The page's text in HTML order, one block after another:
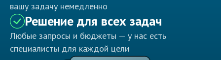
вашу задачу немедленно
Решение для всех задач
Любые запросы и бюджеты — у нас есть
специалисты для каждой цели